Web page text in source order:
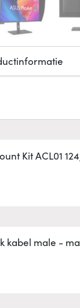
Kit ACL01
kabel male -